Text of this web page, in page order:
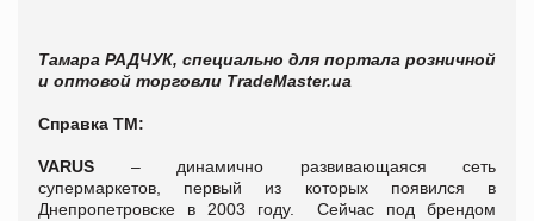
Тамара РАДЧУК, специально для портала розничной
и оптовой торговли TradeMaster.ua
Справка ТМ:
VARUS – динамично развивающаяся сеть
супермаркетов, первый из которых появился в
Днепропетровске в 2003 году.Сейчас под брендом